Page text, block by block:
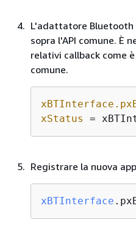
L'adattatore Bluetooth
sopra l'API comune. È
relativi callback come
comune.
xStatus
=
Registrare la nuova
xBTInterface